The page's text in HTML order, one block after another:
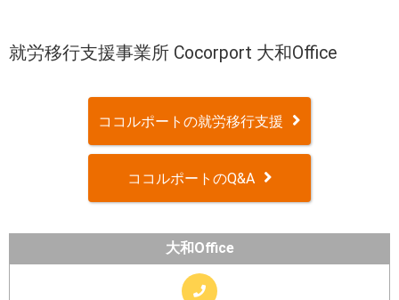
就労移行支援事業所 Cocorport 大和Office
ココルポートの就労移行支援
ココルポートのQ&A
大和Office